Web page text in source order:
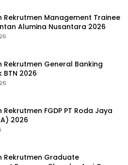
Rekrutmen Management Trainee
Alumina Nusantara 2026
Rekrutmen General Banking
BTN 2026
Rekrutmen FGDP PT Roda Jaya
2026
Rekrutmen Graduate